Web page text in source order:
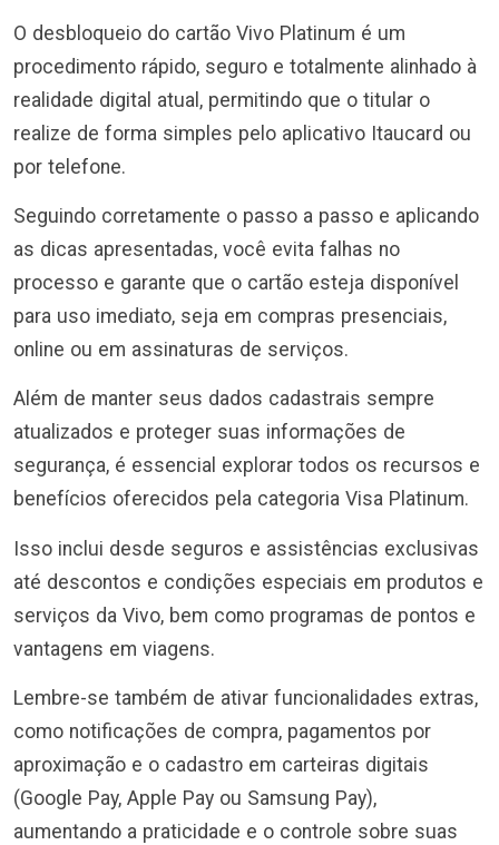
O desbloqueio do cartão Vivo Platinum é um
procedimento rápido, seguro e totalmente alinhado à
realidade digital atual, permitindo que o titular o
realize de forma simples pelo aplicativo Itaucard ou
por telefone.
Seguindo corretamente o passo a passo e aplicando
as dicas apresentadas, você evita falhas no
processo e garante que o cartão esteja disponível
para uso imediato, seja em compras presenciais,
online ou em assinaturas de serviços.
Além de manter seus dados cadastrais sempre
atualizados e proteger suas informações de
segurança, é essencial explorar todos os recursos e
benefícios oferecidos pela categoria Visa Platinum.
Isso inclui desde seguros e assistências exclusivas
até descontos e condições especiais em produtos e
serviços da Vivo, bem como programas de pontos e
vantagens em viagens.
Lembre-se também de ativar funcionalidades extras,
como notificações de compra, pagamentos por
aproximação e o cadastro em carteiras digitais
(Google Pay, Apple Pay ou Samsung Pay),
aumentando a praticidade e o controle sobre suas